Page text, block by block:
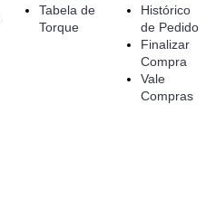
Tabela de
Torque
Histórico
de Pedido
Finalizar
Compra
Vale
Compras